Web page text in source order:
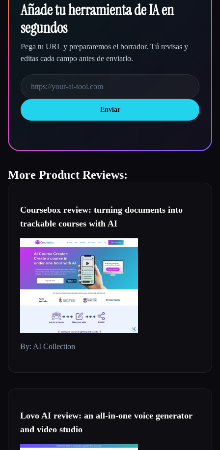
Añade tu herramienta de IA en
segundos
Pega tu URL y prepararemos el borrador. Tú revisas y
editas cada campo antes de enviarlo.
Enviar
More Product Reviews:
Coursebox review: turning documents into
trackable courses with AI
By: AI Collection
Lovo AI review: an all-in-one voice generator
and video studio